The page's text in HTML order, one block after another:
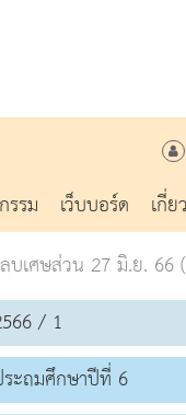
รม เว็บบอร์ด
เกี่
บเศษส่วน 27 มิ.ย.
/ 1
ะถมศึกษาปีที่ 6